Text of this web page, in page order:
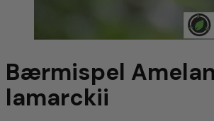
Bærmispel
lamarckii